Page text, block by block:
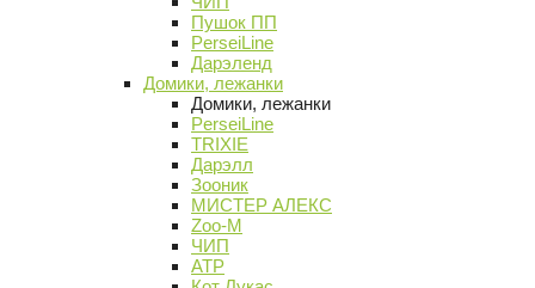
Пушок ПП
PerseiLine
Дарэленд
Домики, лежанки
Домики, лежанки
PerseiLine
TRIXIE
Дарэлл
Зооник
МИСТЕР АЛЕКС
Zoo-M
ЧИП
АТР